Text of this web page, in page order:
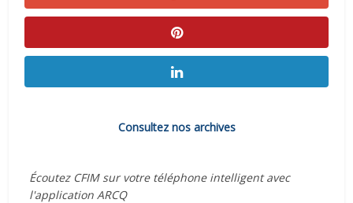
Consultez nos archives
Écoutez CFIM sur votre téléphone intelligent avec
l'application ARCQ